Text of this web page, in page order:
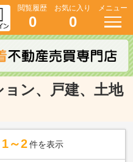
閲覧履歴
0
お気に入り
0
メニュー
ン、戸建、土地
1～2 件を表示